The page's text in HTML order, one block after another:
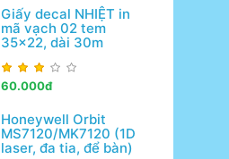
Giấy decal NHIỆT in
mã vạch 02 tem
35x22, dài 30m
60.000đ
Honeywell Orbit
MS7120/MK7120 (1D
laser, đa tia, để bàn)